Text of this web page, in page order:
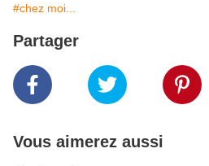
#chez moi...
Partager
Vous aimerez aussi